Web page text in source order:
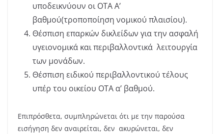
υποδεικνύουν οι ΟΤΑ Α’
βαθμού(τροποποίηση νομικού πλαισίου).
Θέσπιση επαρκών δικλείδων για την ασφαλή
υγειονομικά και περιβαλλοντικά λειτουργία
των μονάδων.
Θέσπιση ειδικού περιβαλλοντικού τέλους
υπέρ του οικείου ΟΤΑ α’ βαθμού.
Επιπρόσθετα, συμπληρώνεται ότι με την παρούσα
εισήγηση δεν αναιρείται, δεν ακυρώνεται, δεν